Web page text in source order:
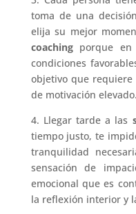
toma de una
elija su mejor
coachingporque en
condiciones
objetivo que
de motivación elevado.
4. Llegar tarde a las
tiempo justo, te
tranquilidad
sensación de
emocional que es
la reflexión interior y